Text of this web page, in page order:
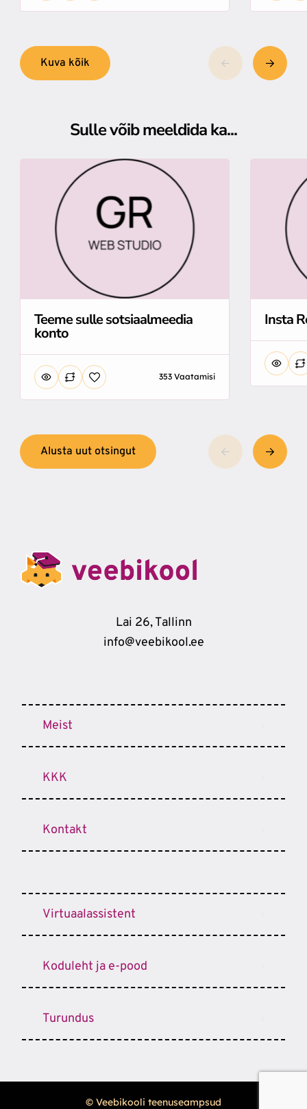
Kuva kõik
Sulle võib meeldida ka...
Teeme sulle sotsiaalmeedia
konto
353 Vaatamisi
Insta
Alusta uut otsingut
Lai 26, Tallinn
info@veebikool.ee
Meist
KKK
Kontakt
Virtuaalassistent
Koduleht ja e-pood
Turundus
© Veebikooli teenuseampsud